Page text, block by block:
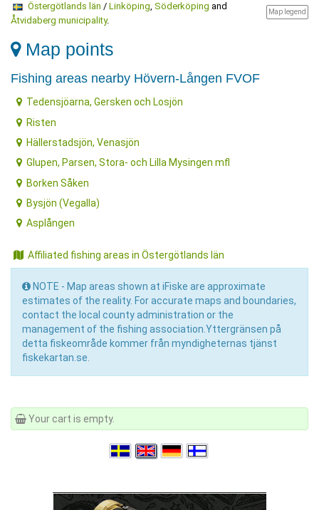
Map legend
Östergötlands län / Linköping, Söderköping and
Åtvidaberg municipality.
Map points
Fishing areas nearby Hövern-Lången FVOF
Tedensjöarna, Gersken och Losjön
Risten
Hällerstadsjön, Venasjön
Glupen, Parsen, Stora- och Lilla Mysingen mfl
Borken Såken
Bysjön (Vegalla)
Asplången
Affiliated fishing areas in Östergötlands län
NOTE - Map areas shown at iFiske are approximate
estimates of the reality. For accurate maps and boundaries,
contact the local county administration or the
management of the fishing association.Yttergränsen på
detta fiskeområde kommer från myndigheternas tjänst
fiskekartan.se.
Your cart is empty.